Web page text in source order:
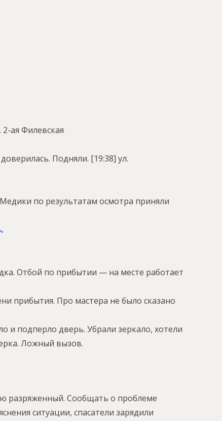
2-ая Филевская
Подняли. [19:38] ул.
по результатам осмотра приняли
Отбой по прибытии — на месте работает
прибытия. Про мастера не было сказано
и подперло дверь. Убрали зеркало, хотели
Ложный вызов.
разряженный. Сообщать о проблеме
ситуации, спасатели зарядили